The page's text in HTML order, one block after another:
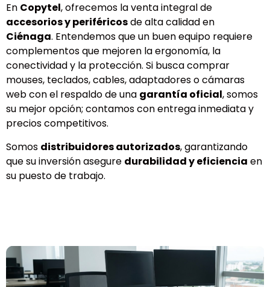
En Copytel, ofrecemos la venta integral de
accesorios y periféricosde alta calidad en
Ciénaga. Entendemos que un buen equipo requiere
complementos que mejoren la ergonomía, la
conectividad y la protección. Si busca comprar
mouses, teclados, cables, adaptadores o cámaras
web con el respaldo de una garantía oficial, somos
su mejor opción; contamos con entrega inmediata y
precios competitivos.
Somos distribuidores autorizados, garantizando
que su inversión asegure durabilidad y eficiencia en
su puesto de trabajo.